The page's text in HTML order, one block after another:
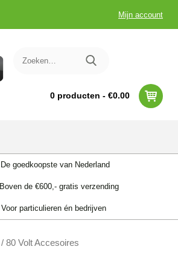
Mijn account
0 producten - €0.00
De goedkoopste van Nederland
Boven de €600,- gratis verzending
Voor particulieren én bedrijven
/ 80 Volt Accesoires